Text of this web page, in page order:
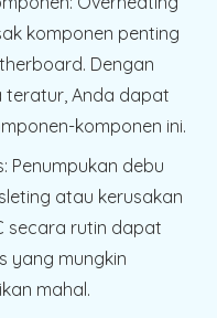
komponen penting
Dengan
teratur, Anda dapat
komponen ini.
Penumpukan debu
atau kerusakan
secara rutin dapat
yang mungkin
mahal.